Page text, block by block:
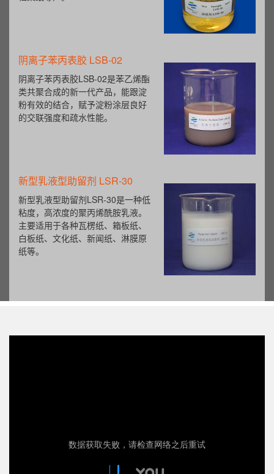
阴离子苯丙表胶 LSB-02
阴离子苯丙表胶LSB-02是苯乙烯酯
类共聚合成的新一代产品，能跟淀
粉有效的结合，赋予淀粉涂层良好
的交联强度和疏水性能。
新型乳液型助留剂 LSR-30
新型乳液型助留剂LSR-30是一种低
粘度，高浓度的聚丙烯酰胺乳液。
主要适用于各种瓦楞纸、箱板纸、
白板纸、文化纸、新闻纸、淋膜原
纸等。